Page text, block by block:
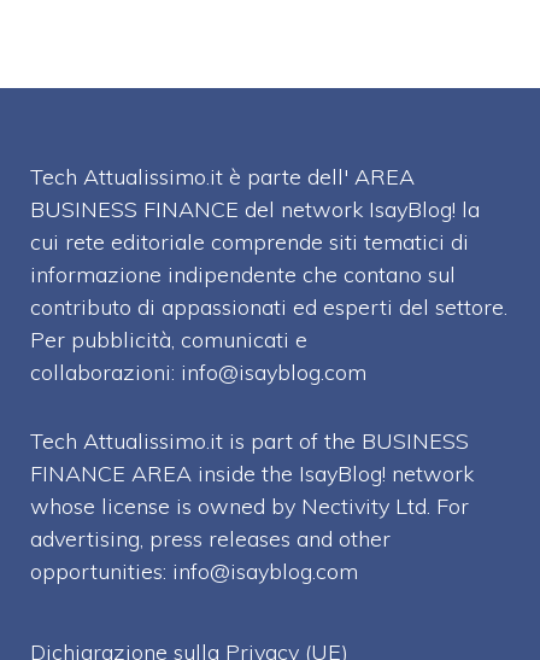
Tech Attualissimo.it è parte dell' AREA
BUSINESS FINANCE del network IsayBlog! la
cui rete editoriale comprende siti tematici di
informazione indipendente che contano sul
contributo di appassionati ed esperti del settore.
Per pubblicità, comunicati e
collaborazioni: info@isayblog.com
Tech Attualissimo.it is part of the BUSINESS
FINANCE AREA inside the IsayBlog! network
whose license is owned by Nectivity Ltd. For
advertising, press releases and other
opportunities: info@isayblog.com
Dichiarazione sulla Privacy (UE)